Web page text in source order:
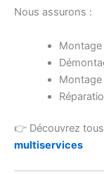
Nous assurons :
Montage
Montage
👉 Découvrez
multiservices